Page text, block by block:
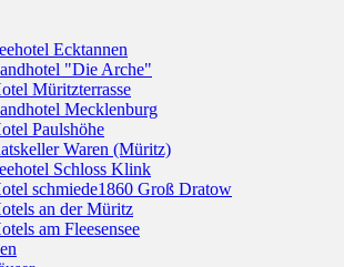
Ecktannen
"Die Arche"
Müritzterrasse
Mecklenburg
Paulshöhe
Waren (Müritz)
Schloss Klink
schmiede1860 Groß Dratow
an der Müritz
am Fleesensee